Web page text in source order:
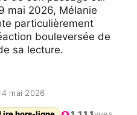
mai 2026, Mélanie
particulièrement
bouleversée de
sa lecture.
mai 2026